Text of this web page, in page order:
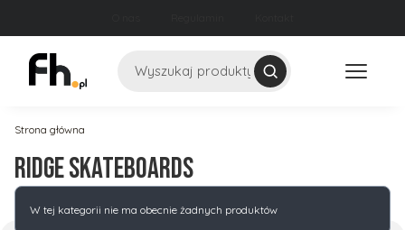
Szukaj
Strona główna
Ridge Skateboards
Lista produktów
W tej kategorii nie ma obecnie żadnych produktów